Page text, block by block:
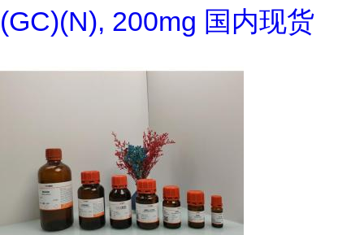
(GC)(N), 200mg 国内现货